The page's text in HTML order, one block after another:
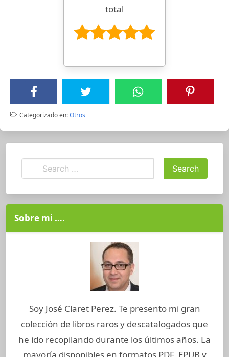
total
Categorizado en:Otros
Sobre mi ….
Soy José Claret Perez. Te presento mi gran
colección de libros raros y descatalogados que
he ido recopilando durante los últimos años. La
mayoría disponibles en formatos PDF, EPUB y